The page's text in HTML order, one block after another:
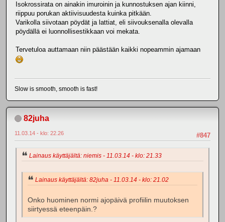
Isokrossirata on ainakin imuroinin ja kunnostuksen ajan kiinni,
riippuu porukan aktiivisuudesta kuinka pitkään.
Varikolla siivotaan pöydät ja lattiat, eli siivouksenalla olevalla
pöydällä ei luonnollisestikkaan voi mekata.
Tervetuloa auttamaan niin päästään kaikki nopeammin ajamaan
Slow is smooth, smooth is fast!
82juha
#847
11.03.14 - klo: 22.26
Lainaus käyttäjältä: niemis - 11.03.14 - klo: 21.33
Lainaus käyttäjältä: 82juha - 11.03.14 - klo: 21.02
Onko huominen normi ajopäivä profiilin muutoksen
siirtyessä eteenpäin.?